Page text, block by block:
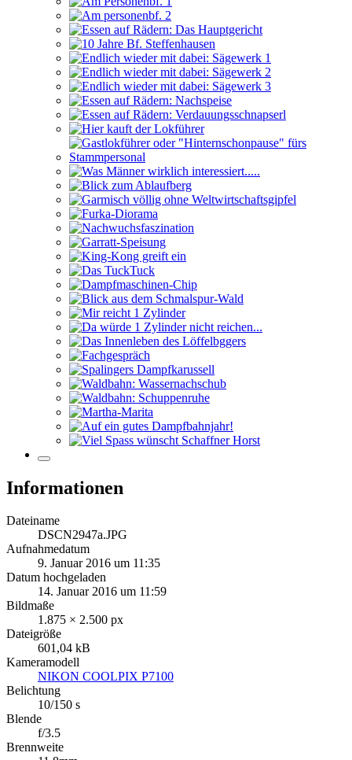
Informationen
Dateiname
DSCN2947a.JPG
Aufnahmedatum
9. Januar 2016 um 11:35
Datum hochgeladen
14. Januar 2016 um 11:59
Bildmaße
1.875 × 2.500 px
Dateigröße
601,04 kB
Kameramodell
NIKON COOLPIX P7100
Belichtung
10/150 s
Blende
f/3.5
Brennweite